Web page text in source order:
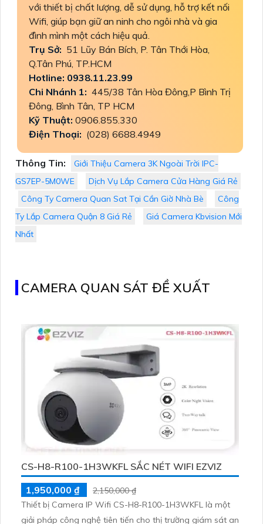
với thiết bị chất lượng, dễ sử dụng, hỗ trợ kết nối
Wifi, giúp bạn giữ an ninh cho ngôi nhà và gia
đình mình một cách hiệu quả.
Trụ Sở: 51 Lũy Bán Bích, P. Tân Thới Hòa,
Q.Tân Phú, TP.HCM
Hotline: 0938.11.23.99
Chi Nhánh 1: 445/38 Tân Hòa Đông,P Bình Trị
Đông, Bình Tân, TP HCM
Kỹ Thuật: 0906.855.330
Điện Thoại: (028) 6688.4949
Thông Tin:
Giới Thiệu Camera 3K Ngoài Trời IPC-
GS7EP-5M0WE
Dịch Vụ Lắp Camera Cửa Hàng Giá Rẻ
Công Ty Camera Quan Sat Tại Cần Giờ Nhà Bè
Công
Ty Lắp Camera Quận 8 Giá Rẻ
Giá Camera Kbvision Mới
Nhất
CAMERA QUAN SÁT ĐỀ XUẤT
CS-H8-R100-1H3WKFL SẮC NÉT WIFI EZVIZ
1,950,000 ₫
2,150,000 ₫
Thiết bị Camera IP Wifi CS-H8-R100-1H3WKFL là một
giải pháp công nghệ tiên tiến cho thị trường giám sát an